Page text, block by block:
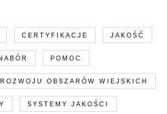
CERTYFIKACJE JAKOŚĆ
POMOC
OBSZARÓW WIEJSKICH
SYSTEMY JAKOŚCI